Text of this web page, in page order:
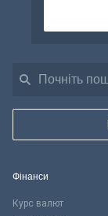
Фінанси
Курс валют